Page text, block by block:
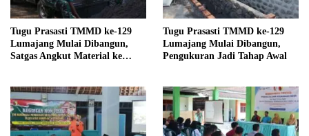
Tugu Prasasti TMMD ke-129
Lumajang Mulai Dibangun,
Satgas Angkut Material ke
Tugu Prasasti TMMD ke-129
Lumajang Mulai Dibangun,
Pengukuran Jadi Tahap Awal